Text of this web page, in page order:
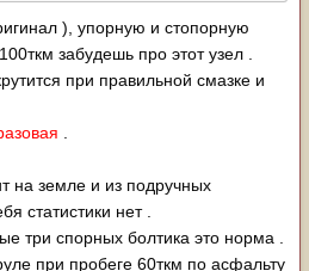
), упорную и стопорную
забудешь про этот узел .
при правильной смазке и
.
на земле и из подручных
статистики нет .
три спорных болтика это норма .
при пробеге 60ткм по асфальту